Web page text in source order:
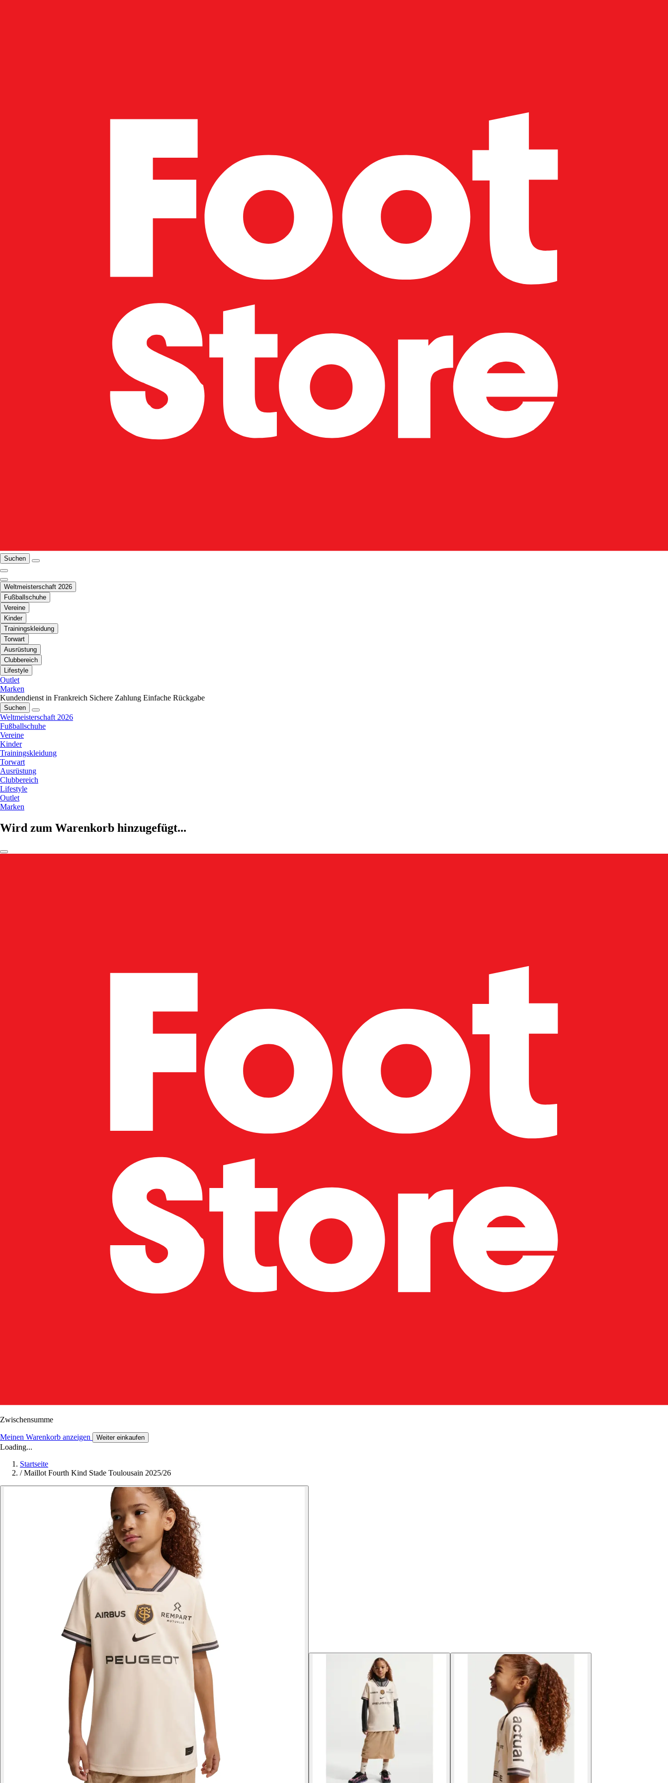
Suchen
Weltmeisterschaft 2026
Fußballschuhe
Vereine
Kinder
Trainingskleidung
Torwart
Ausrüstung
Clubbereich
Lifestyle
Outlet
Marken
Kundendienst in Frankreich Sichere Zahlung Einfache Rückgabe
Suchen
Weltmeisterschaft 2026
Fußballschuhe
Vereine
Kinder
Trainingskleidung
Torwart
Ausrüstung
Clubbereich
Lifestyle
Outlet
Marken
Wird zum Warenkorb hinzugefügt...
Zwischensumme
Meinen Warenkorb anzeigen Weiter einkaufen
Loading...
Startseite
/ Maillot Fourth Kind Stade Toulousain 2025/26